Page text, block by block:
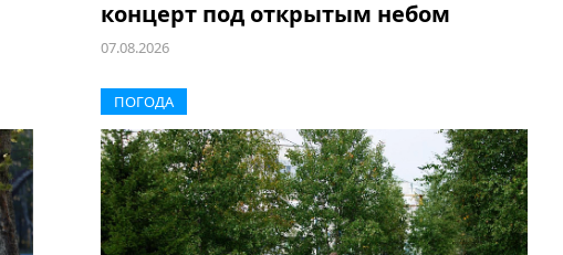
концерт под открытым небом
07.08.2026
ПОГОДА